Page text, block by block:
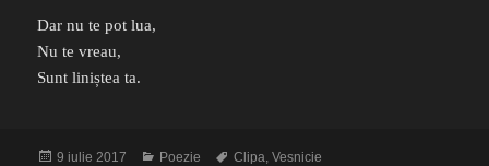
Dar nu te pot lua,
Nu te vreau,
Sunt liniștea ta.
Publicat
9 iulie 2017 Categorii
Poezie Etichete
Clipa,Vesnicie